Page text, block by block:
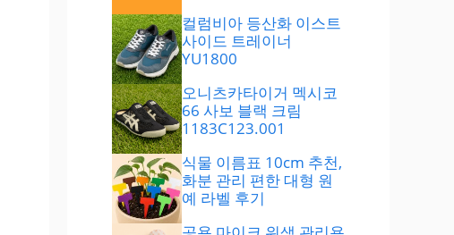
컬럼비아 등산화 이스트
사이드 트레이너
YU1800
오니츠카타이거 멕시코
66 사보 블랙 크림
1183C123.001
식물 이름표 10cm 추천,
화분 관리 편한 대형 원
예 라벨 후기